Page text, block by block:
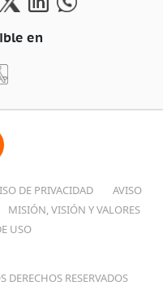
en
DE PRIVACIDAD
AVISO
MISIÓN, VISIÓN Y VALORES
USO
RESERVADOS